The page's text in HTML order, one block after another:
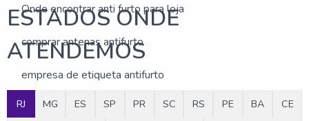
Onde encontrar anti furto para loja
comprar antenas antifurto
empresa de etiqueta antifurto
preço de etiqueta de alarme
ESTADOS ONDE
ATENDEMOS
RJ MG ES SP PR SC RS PE BA
CE